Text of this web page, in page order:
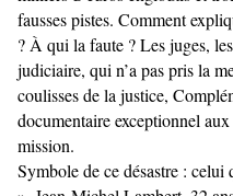
fausses pistes. Comment
? À qui la faute ? Les juges,
judiciaire, qui n’a pas pris la
coulisses de la justice,
documentaire exceptionnel
mission.
Symbole de ce désastre :